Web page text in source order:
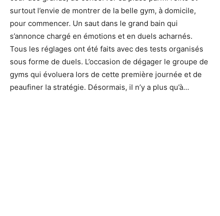
surtout l’envie de montrer de la belle gym, à domicile,
pour commencer. Un saut dans le grand bain qui
s’annonce chargé en émotions et en duels acharnés.
Tous les réglages ont été faits avec des tests organisés
sous forme de duels. L’occasion de dégager le groupe de
gyms qui évoluera lors de cette première journée et de
peaufiner la stratégie. Désormais, il n’y a plus qu’à…